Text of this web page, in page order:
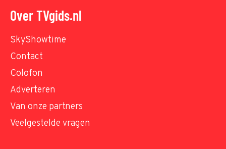
Over TVgids.nl
SkyShowtime
Contact
Colofon
Adverteren
Van onze partners
Veelgestelde vragen